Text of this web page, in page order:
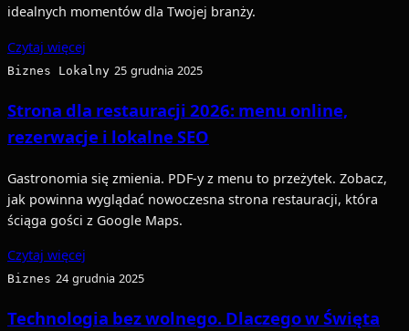
idealnych momentów dla Twojej branży.
Czytaj więcej
Biznes Lokalny 25 grudnia 2025
Strona dla restauracji 2026: menu online,
rezerwacje i lokalne SEO
Gastronomia się zmienia. PDF-y z menu to przeżytek. Zobacz,
jak powinna wyglądać nowoczesna strona restauracji, która
ściąga gości z Google Maps.
Czytaj więcej
Biznes 24 grudnia 2025
Technologia bez wolnego. Dlaczego w Święta